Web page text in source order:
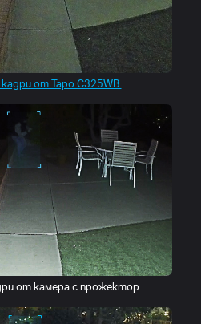
от Tapo C325WB
от камера с прожектор